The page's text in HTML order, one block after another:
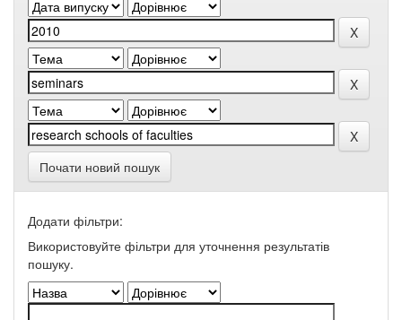
Почати новий пошук
Додати фільтри:
Використовуйте фільтри для уточнення результатів
пошуку.